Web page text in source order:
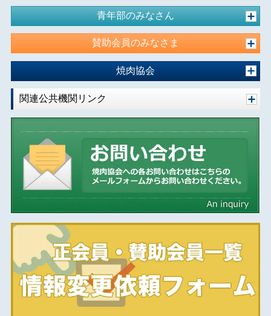
青年部のみなさん
賛助会員のみなさま
焼肉協会
関連公共機関リンク